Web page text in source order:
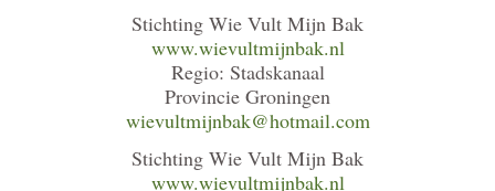
Stichting Wie Vult Mijn Bak
www.wievultmijnbak.nl
Regio: Stadskanaal
Provincie Groningen
wievultmijnbak@hotmail.com
Stichting Wie Vult Mijn Bak
www.wievultmijnbak.nl